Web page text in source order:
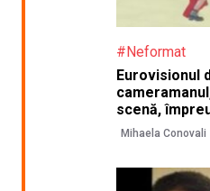
#Neformat
Eurovisionul
scenă,
Mihaela Conovali